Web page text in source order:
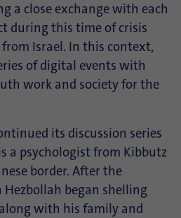
a close exchange with each
during this time of crisis
Israel. In this context,
of digital events with
work and society for the
its discussion series
a psychologist from Kibbutz
border. After the
began shelling
with his family and